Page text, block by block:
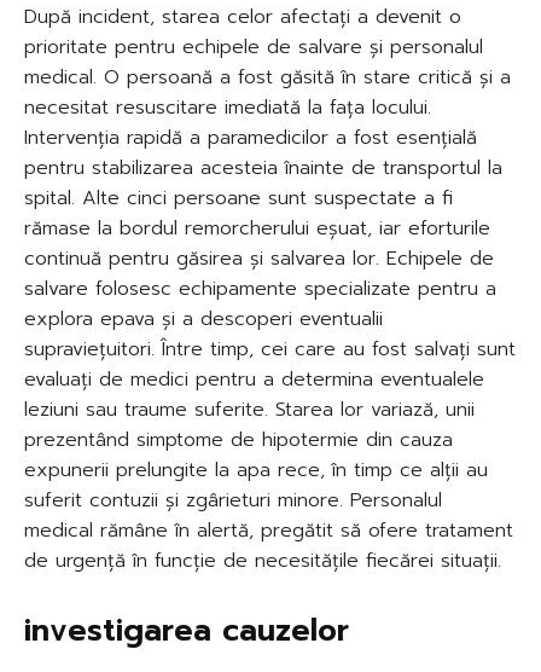
După incident, starea celor afectați a devenit o
prioritate pentru echipele de salvare și personalul
medical. O persoană a fost găsită în stare critică și a
necesitat resuscitare imediată la fața locului.
Intervenția rapidă a paramedicilor a fost esențială
pentru stabilizarea acesteia înainte de transportul la
spital. Alte cinci persoane sunt suspectate a fi
rămase la bordul remorcherului eșuat, iar eforturile
continuă pentru găsirea și salvarea lor. Echipele de
salvare folosesc echipamente specializate pentru a
explora epava și a descoperi eventualii
supraviețuitori. Între timp, cei care au fost salvați sunt
evaluați de medici pentru a determina eventualele
leziuni sau traume suferite. Starea lor variază, unii
prezentând simptome de hipotermie din cauza
expunerii prelungite la apa rece, în timp ce alții au
suferit contuzii și zgârieturi minore. Personalul
medical rămâne în alertă, pregătit să ofere tratament
de urgență în funcție de necesitățile fiecărei situații.
investigarea cauzelor